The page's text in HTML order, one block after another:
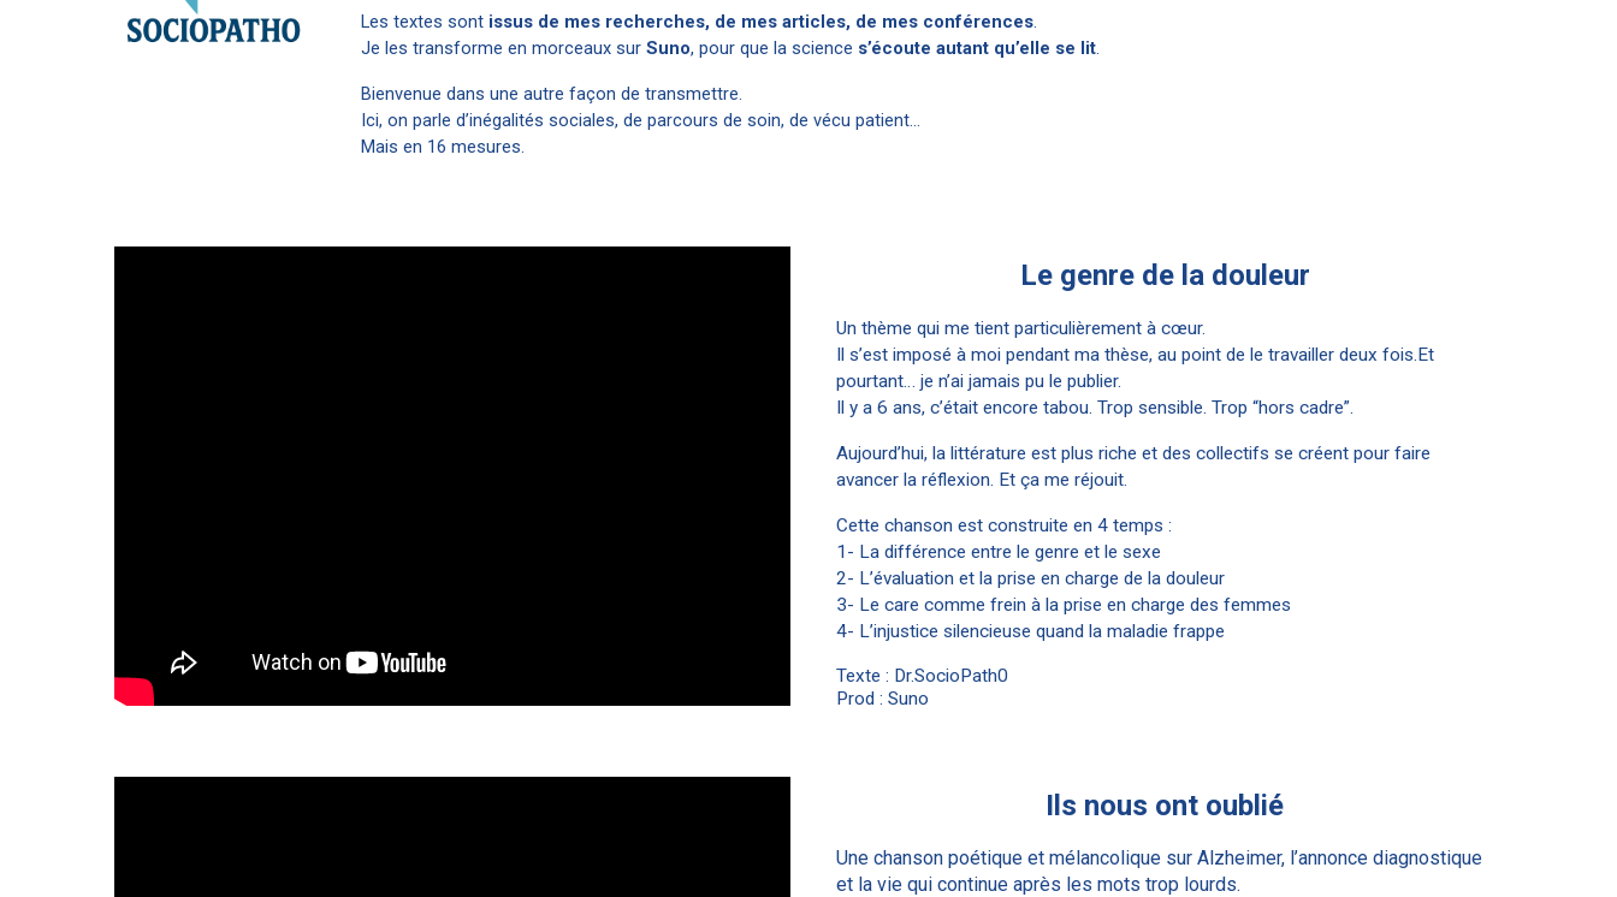
Les textes sont issus de mes recherches, de mes articles, de mes conférences.
Je les transforme en morceaux surSuno, pour que la science s’écoute autant qu’elle se lit.
Bienvenue dans une autre façon de transmettre.
Ici, on parle d’inégalités sociales, de parcours de soin, de vécu patient…
Mais en 16 mesures.
Le genre de la douleur
Un thème qui me tient particulièrement à cœur.
Il s’est imposé à moi pendant ma thèse, au point de le travailler deux fois.Et
pourtant… je n’ai jamais pu le publier.
Il y a 6 ans, c’était encore tabou. Trop sensible. Trop “hors cadre”.
Aujourd’hui, la littérature est plus riche et des collectifs se créent pour faire
avancer la réflexion. Et ça me réjouit.
Cette chanson est construite en 4 temps :
1- La différence entre le genre et le sexe
2- L’évaluation et la prise en charge de la douleur
3- Le care comme frein à la prise en charge des femmes
4- L’injustice silencieuse quand la maladie frappe
Texte : Dr.SocioPath0
Prod : Suno
Ils nous ont oublié
Une chanson poétique et mélancolique sur Alzheimer, l’annonce diagnostique
et la vie qui continue après les mots trop lourds.